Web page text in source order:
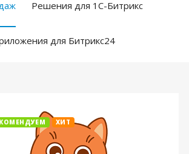
Решения для 1С-Битрикс
для Битрикс24
ХИТ